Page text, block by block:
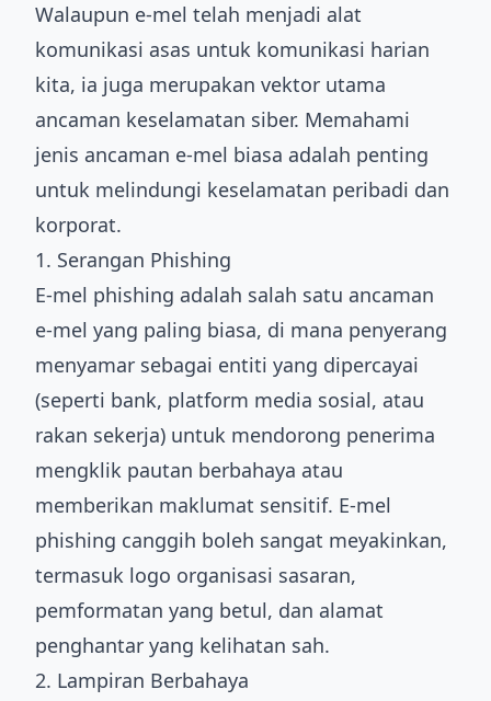
Walaupun e-mel telah menjadi alat
komunikasi asas untuk komunikasi harian
kita, ia juga merupakan vektor utama
ancaman keselamatan siber. Memahami
jenis ancaman e-mel biasa adalah penting
untuk melindungi keselamatan peribadi dan
korporat.
1. Serangan Phishing
E-mel phishing adalah salah satu ancaman
e-mel yang paling biasa, di mana penyerang
menyamar sebagai entiti yang dipercayai
(seperti bank, platform media sosial, atau
rakan sekerja) untuk mendorong penerima
mengklik pautan berbahaya atau
memberikan maklumat sensitif. E-mel
phishing canggih boleh sangat meyakinkan,
termasuk logo organisasi sasaran,
pemformatan yang betul, dan alamat
penghantar yang kelihatan sah.
2. Lampiran Berbahaya